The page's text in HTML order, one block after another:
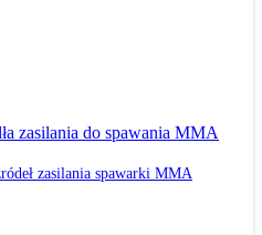
zasilania do spawania MMA
zasilania spawarki MMA